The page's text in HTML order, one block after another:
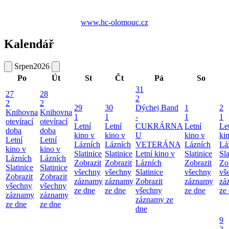
www.hc-olomouc.cz
Kalendář
Srpen2026
Po
Út St Čt Pá
So
27
2
Knihovna
otevírací
doba
Letní
kino v
Lázních
Slatinice
Zobrazit
všechny
záznamy
ze dne
28
2
Knihovna
otevírací
doba
Letní
kino v
Lázních
Slatinice
Zobrazit
všechny
záznamy
ze dne
29
1
Letní
kino v
Lázních
Slatinice
Zobrazit
všechny
záznamy
ze dne
30
1
Letní
kino v
Lázních
Slatinice
Zobrazit
všechny
záznamy
ze dne
31
2
Dýchej Band
-
CUKRÁRNA
U
VETERÁNA
Letní kino v
Lázních
Slatinice
Zobrazit
všechny
záznamy ze
dne
1
1
Letní
kino v
Lázních
Slatinice
Zobrazit
všechny
záznamy
ze dne
2
1
ze
9